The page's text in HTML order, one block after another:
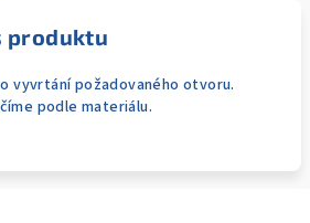
produktu
vyvrtání požadovaného otvoru.
podle materiálu.